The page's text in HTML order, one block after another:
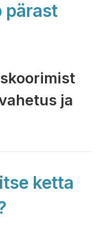
pärast
ja
ketta